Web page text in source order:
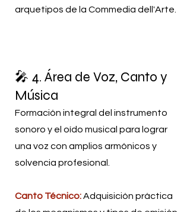
arquetipos de la Commedia dell'Arte.
🎤 4. Área de Voz, Canto y
Música
Formación integral del instrumento
sonoro y el oído musical para lograr
una voz con amplios armónicos y
solvencia profesional.
Canto Técnico:Adquisición práctica